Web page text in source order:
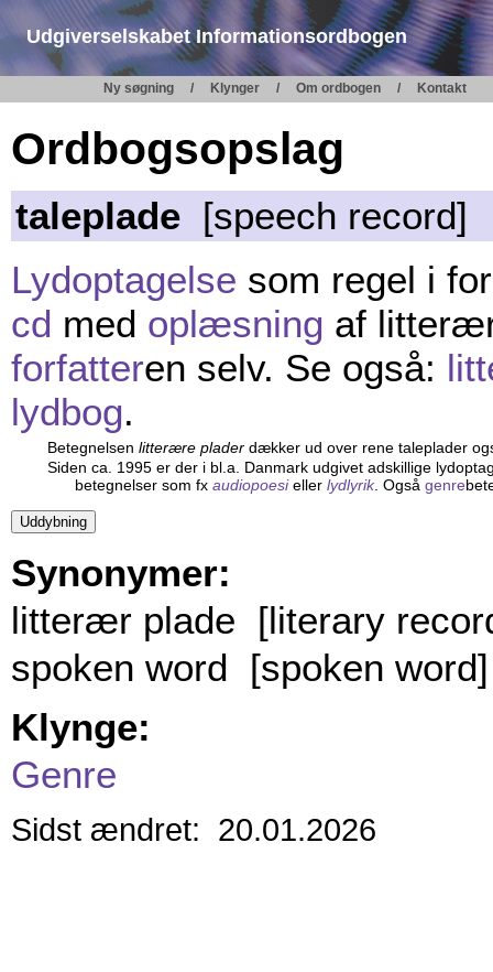
Udgiverselskabet Informationsordbogen
Ny søgning Klynger Om ordbogen Kontakt
Ordbogsopslag
taleplade [speech record]
Lydoptagelse som regel i
cd med oplæsning af
forfatteren selv. Se også:
lydbog.
Betegnelsen litterære pladerdækker ud over rene taleplader
Siden ca. 1995 er der i bl.a. Danmark udgivet adskillige
betegnelser som fx audiopoesieller lydlyrik. Også genre
Synonymer:
litterær plade [literary
spoken word [spoken word]
Klynge:
Genre
Sidst ændret: 20.01.2026